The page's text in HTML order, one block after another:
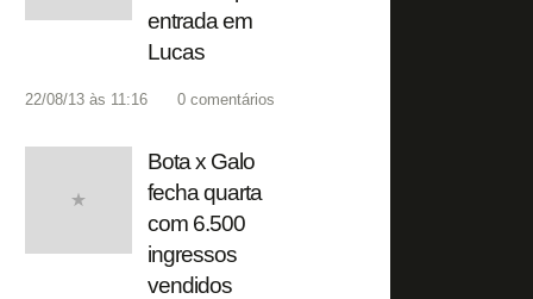
entrada em
Lucas
22/08/13 às 11:16 0 comentários
Bota x Galo
fecha quarta
com 6.500
ingressos
vendidos